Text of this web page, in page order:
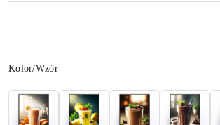
Wariant
Kolor/Wzór